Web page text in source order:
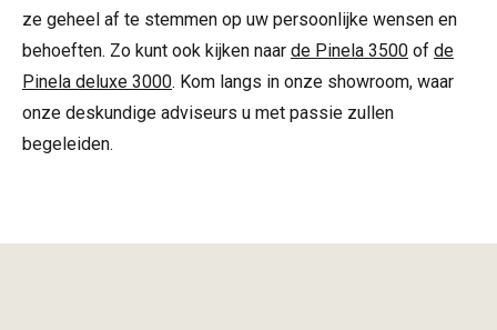
ze geheel af te stemmen op uw persoonlijke wensen en
behoeften. Zo kunt ook kijken naar de Pinela 3500 of de
Pinela deluxe 3000. Kom langs in onze showroom, waar
onze deskundige adviseurs u met passie zullen
begeleiden.